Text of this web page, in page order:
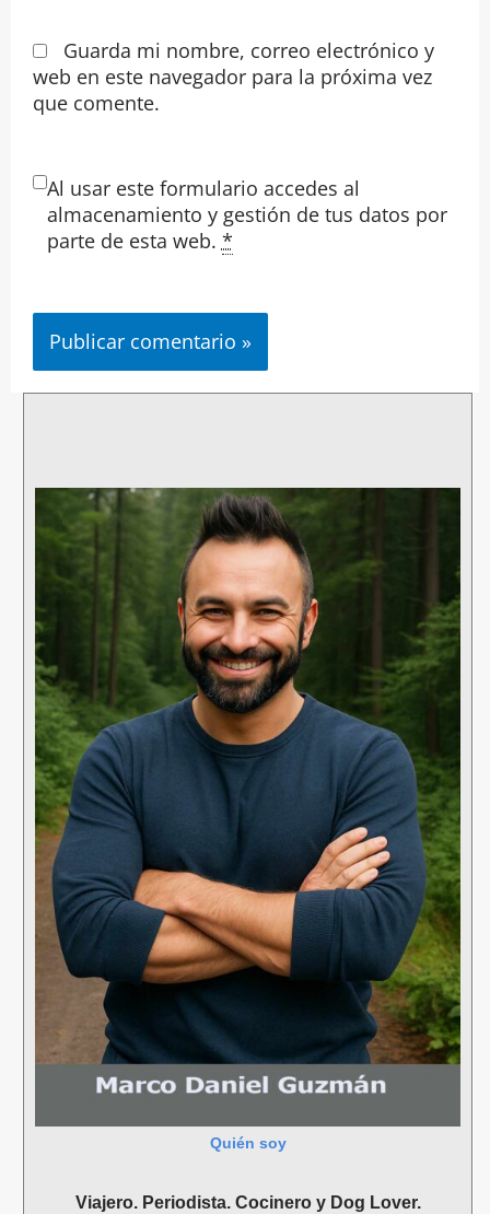
Guarda mi nombre, correo electrónico y
web en este navegador para la próxima vez
que comente.
Al usar este formulario accedes al
almacenamiento y gestión de tus datos por
parte de esta web. *
Quién soy
Viajero. Periodista. Cocinero y Dog Lover.